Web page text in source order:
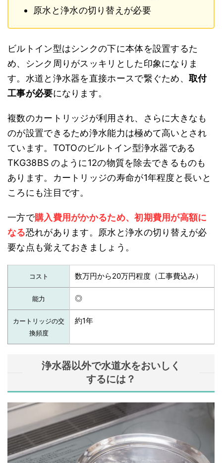
原水と浄水の切り替えが必要
ビルトイン型はシンクの下に本体を設置するた
め、シンク周りがスッキリとした印象になりま
す。水道と浄水器を直接ホースで繋ぐため、 取付
工事が必要になります。
複数のカートリッジが利用され、さらに大きなも
のが設置できるため浄水能力は極めて高いとされ
ています。TOTOのビルトイン型浄水器である
TKG38BS のように12の物質を除去できるものも
あります。カートリッジの寿命が1年程度と長いと
ころにも注目です。
一方で購入費用がかかるため、初期費用が高額に
なる恐れがあります。原水と浄水の切り替えが必
要な点も覚えておきましょう。
コスト 数万円から20万円程度（工事費込み）
能力 ◎
カートリッジの交
換頻度
約1年
浄水器以外で水道水をおいしく
するには？